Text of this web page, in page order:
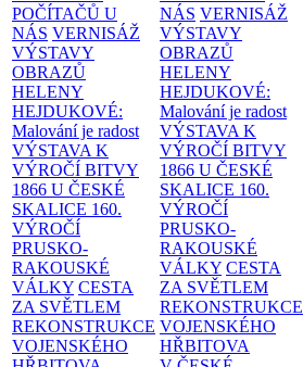
POČÍTAČŮ U
NÁS VERNISÁŽ
VÝSTAVY
OBRAZŮ
HELENY
HEJDUKOVÉ:
Malování je radost
VÝSTAVA K
VÝROČÍ BITVY
1866 U ČESKÉ
SKALICE 160.
VÝROČÍ
PRUSKO-
RAKOUSKÉ
VÁLKY CESTA
ZA SVĚTLEM
REKONSTRUKCE
VOJENSKÉHO
NÁS VERNISÁŽ
VÝSTAVY
OBRAZŮ
HELENY
HEJDUKOVÉ:
Malování je radost
VÝSTAVA K
VÝROČÍ BITVY
1866 U ČESKÉ
SKALICE 160.
VÝROČÍ
PRUSKO-
RAKOUSKÉ
VÁLKY CESTA
ZA SVĚTLEM
REKONSTRUKCE
VOJENSKÉHO
HŘBITOVA